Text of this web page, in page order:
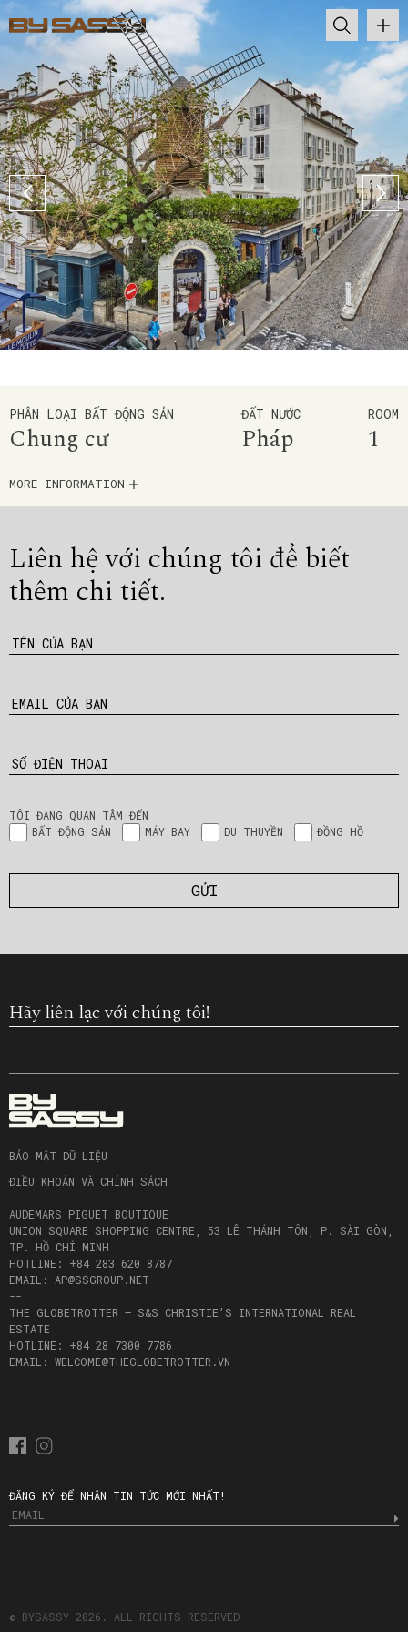
PHÂN LOẠI BẤT ĐỘNG SẢN
Chung cư
ĐẤT NƯỚC
Pháp
ROOM
1
MORE INFORMATION
Liên hệ với chúng tôi để biết
thêm chi tiết.
TÊN CỦA BẠN
EMAIL CỦA BẠN
SỐ ĐIỆN THOẠI
TÔI ĐANG QUAN TÂM ĐẾN
BẤT ĐỘNG SẢN
MÁY BAY DU THUYỀN ĐỒNG HỒ
Hãy liên lạc với chúng tôi!
BẢO MẬT DỮ LIỆU
ĐIỀU KHOẢN VÀ CHÍNH SÁCH
AUDEMARS PIGUET BOUTIQUE
UNION SQUARE SHOPPING CENTRE, 53 LÊ THÁNH TÔN, P. SÀI GÒN,
TP. HỒ CHÍ MINH
HOTLINE: +84 283 620 8787
EMAIL: AP@SSGROUP.NET
--
THE GLOBETROTTER – S&S CHRISTIE’S INTERNATIONAL REAL
ESTATE
HOTLINE: +84 28 7300 7786
EMAIL: WELCOME@THEGLOBETROTTER.VN
ĐĂNG KÝ ĐỂ NHẬN TIN TỨC MỚI NHẤT!
© BYSASSY 2026. ALL RIGHTS RESERVED